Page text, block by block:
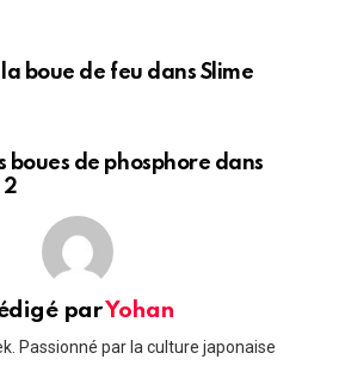
boue de feu dans Slime
boues de phosphore dans
2
parYohan
Passionné par la culture japonaise